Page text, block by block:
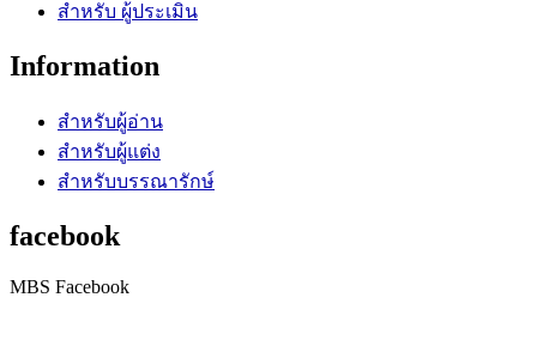
สำหรับ ผู้ประเมิน
Information
สำหรับผู้อ่าน
สำหรับผู้แต่ง
สำหรับบรรณารักษ์
facebook
MBS Facebook